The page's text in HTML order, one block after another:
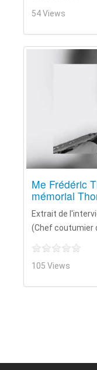
54 Views
Me Frédéric
mémorial
Extrait de
(Chef coutumier
105 Views